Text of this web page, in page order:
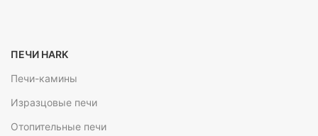
ПЕЧИ HARK
Печи-камины
Изразцовые печи
Отопительные печи